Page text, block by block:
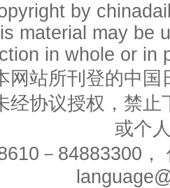
by
material may be
in whole or in
网站所刊登的中
经协议授权，禁
或个
－84883300